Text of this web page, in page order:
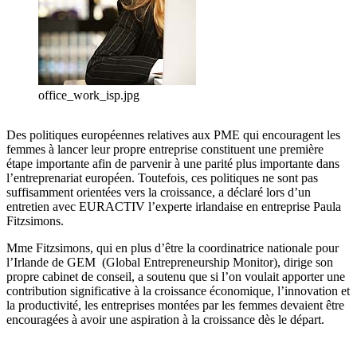
office_work_isp.jpg
Des politiques européennes relatives aux PME qui encouragent les
femmes à lancer leur propre entreprise constituent une première
étape importante afin de parvenir à une parité plus importante dans
l’entreprenariat européen. Toutefois, ces politiques ne sont pas
suffisamment orientées vers la croissance, a déclaré lors d’un
entretien avec EURACTIV l’experte irlandaise en entreprise Paula
Fitzsimons.
Mme Fitzsimons, qui en plus d’être la coordinatrice nationale pour
l’Irlande de GEM (Global Entrepreneurship Monitor), dirige son
propre cabinet de conseil, a soutenu que si l’on voulait apporter une
contribution significative à la croissance économique, l’innovation et
la productivité, les entreprises montées par les femmes devaient être
encouragées à avoir une aspiration à la croissance dès le départ.